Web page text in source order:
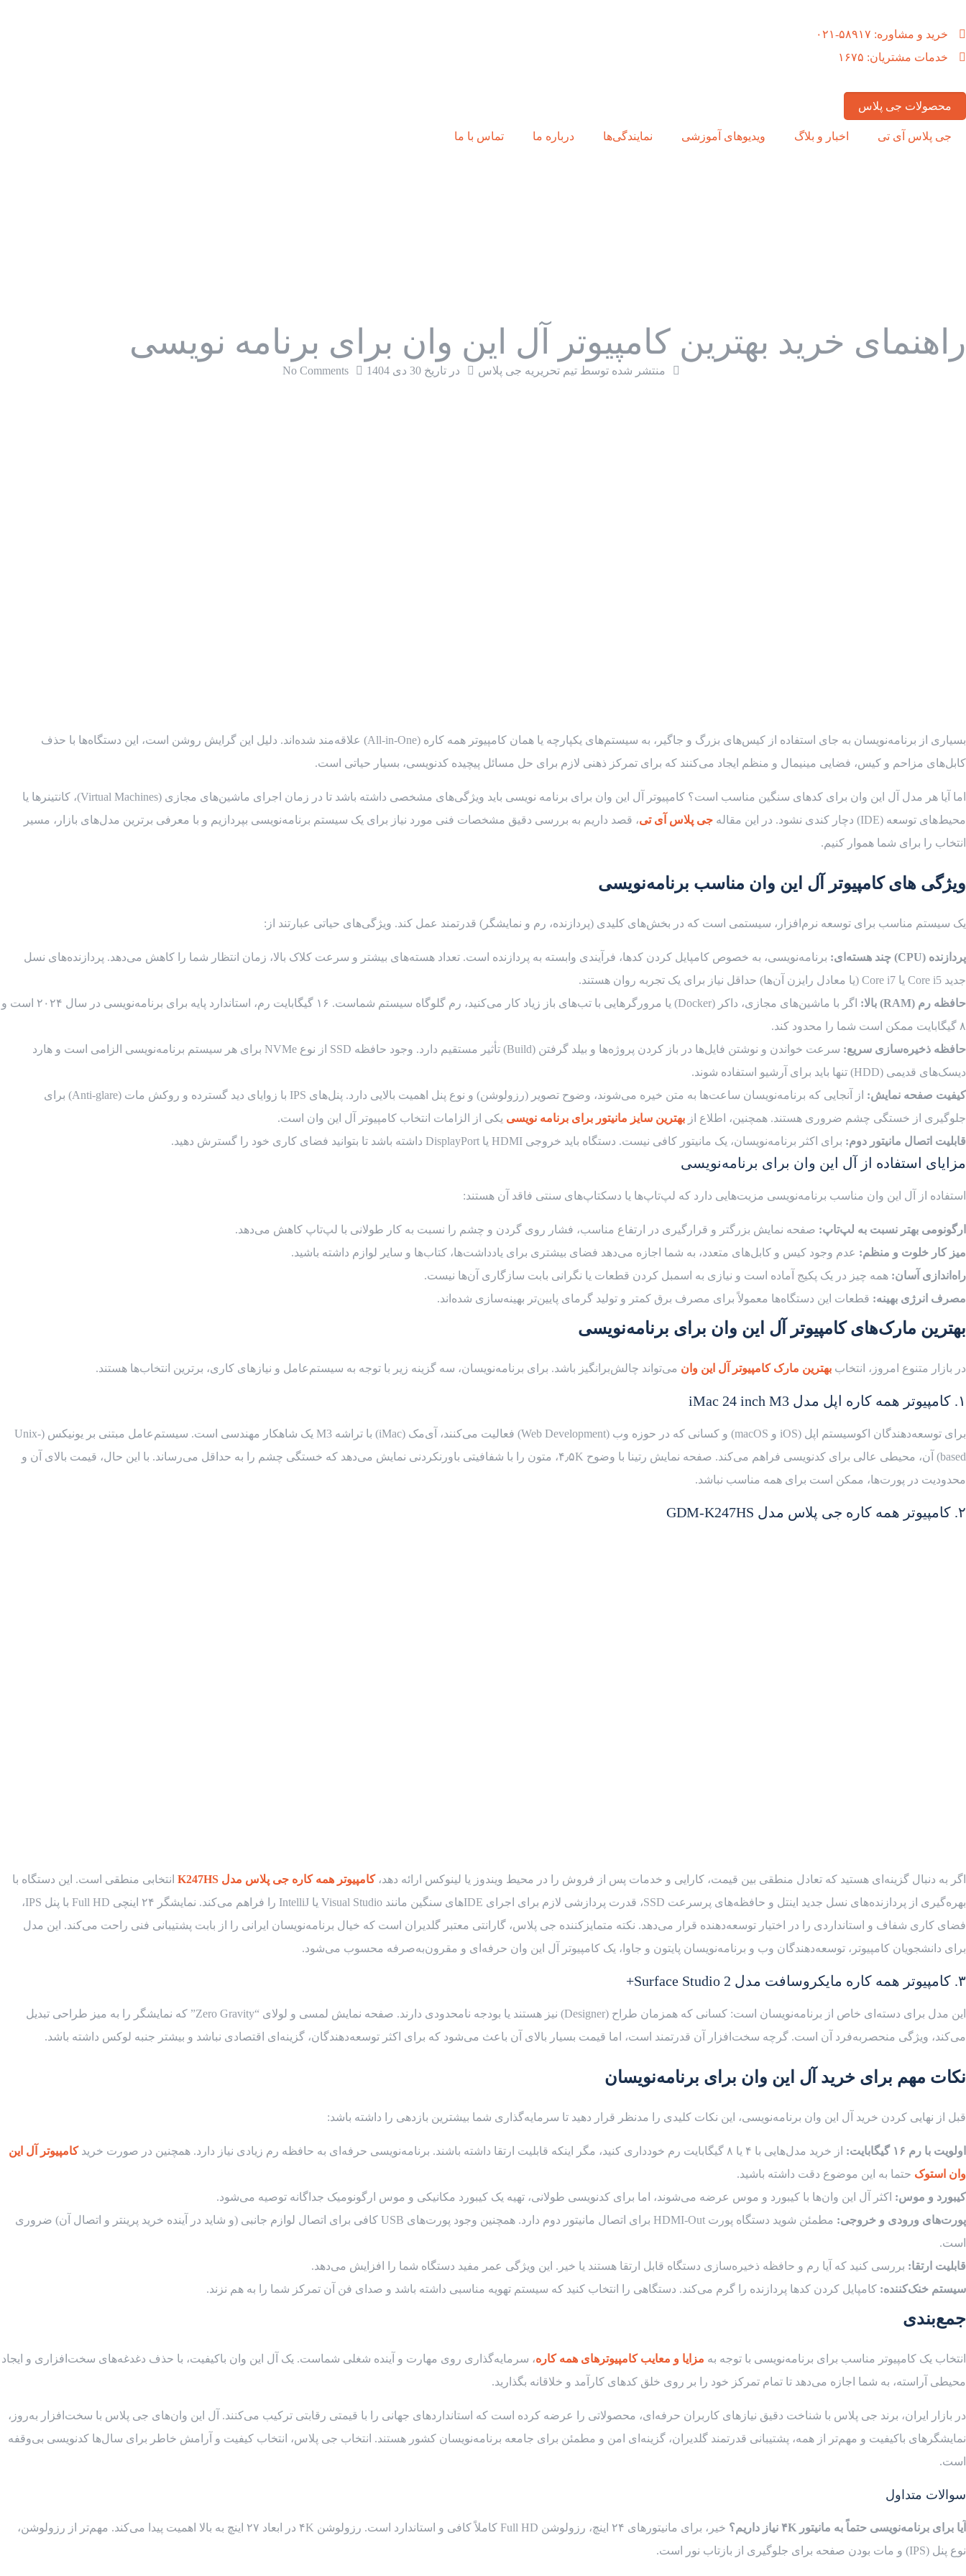
خرید و مشاوره: ۵۸۹۱۷-۰۲۱
خدمات مشتریان: ۱۶۷۵
محصولات جی پلاس
جی پلاس آی تی اخبار و بلاگ ویدیوهای آموزشی نمایندگی‌ها درباره ما تماس با ما
راهنمای خرید بهترین کامپیوتر آل این وان برای برنامه نویسی
منتشر شده توسط تیم تحریریه جی پلاس در تاریخ 30 دی 1404 No Comments
بسیاری از برنامه‌نویسان به جای استفاده از کیس‌های بزرگ و جاگیر، به سیستم‌های یکپارچه یا همان کامپیوتر همه کاره (All-in-One) علاقه‌مند شده‌اند. دلیل این گرایش روشن است، این دستگاه‌ها با حذف
کابل‌های مزاحم و کیس، فضایی مینیمال و منظم ایجاد می‌کنند که برای تمرکز ذهنی لازم برای حل مسائل پیچیده کدنویسی، بسیار حیاتی است.
اما آیا هر مدل آل این وان برای کدهای سنگین مناسب است؟ کامپیوتر آل این وان برای برنامه نویسی باید ویژگی‌های مشخصی داشته باشد تا در زمان اجرای ماشین‌های مجازی (Virtual Machines)، کانتینرها یا
محیط‌های توسعه (IDE) دچار کندی نشود. در این مقاله
جی پلاس آی تی، قصد داریم به بررسی دقیق مشخصات فنی مورد نیاز برای یک سیستم برنامه‌نویسی بپردازیم و با معرفی برترین مدل‌های بازار، مسیر
انتخاب را برای شما هموار کنیم.
ویژگی های کامپیوتر آل این وان مناسب برنامه‌نویسی
یک سیستم مناسب برای توسعه نرم‌افزار، سیستمی است که در بخش‌های کلیدی (پردازنده، رم و نمایشگر) قدرتمند عمل کند. ویژگی‌های حیاتی عبارتند از:
پردازنده (CPU) چند هسته‌ای: برنامه‌نویسی، به خصوص کامپایل کردن کدها، فرآیندی وابسته به پردازنده است. تعداد هسته‌های بیشتر و سرعت کلاک بالا، زمان انتظار شما را کاهش می‌دهد. پردازنده‌های نسل
جدید Core i5 یا Core i7 (یا معادل رایزن آن‌ها) حداقل نیاز برای یک تجربه روان هستند.
حافظه رم (RAM) بالا:
اگر با ماشین‌های مجازی، داکر (Docker) یا مرورگرهایی با تب‌های باز زیاد کار می‌کنید، رم گلوگاه سیستم شماست. ۱۶ گیگابایت رم، استاندارد پایه برای برنامه‌نویسی در سال ۲۰۲۴ است و
۸ گیگابایت ممکن است شما را محدود کند.
حافظه ذخیره‌سازی سریع:
سرعت خواندن و نوشتن فایل‌ها در باز کردن پروژه‌ها و بیلد گرفتن (Build) تأثیر مستقیم دارد. وجود حافظه SSD از نوع NVMe برای هر سیستم برنامه‌نویسی الزامی است و هارد
دیسک‌های قدیمی (HDD) تنها باید برای آرشیو استفاده شوند.
کیفیت صفحه نمایش:
از آنجایی که برنامه‌نویسان ساعت‌ها به متن خیره می‌شوند، وضوح تصویر (رزولوشن) و نوع پنل اهمیت بالایی دارد. پنل‌های IPS با زوایای دید گسترده و روکش مات (Anti-glare) برای
جلوگیری از خستگی چشم ضروری هستند. همچنین، اطلاع از بهترین سایز مانیتور برای برنامه نویسی یکی از الزامات انتخاب کامپیوتر آل این وان است.
قابلیت اتصال مانیتور دوم: برای اکثر برنامه‌نویسان، یک مانیتور کافی نیست. دستگاه باید خروجی HDMI یا DisplayPort داشته باشد تا بتوانید فضای کاری خود را گسترش دهید.
مزایای استفاده از آل این وان برای برنامه‌نویسی
استفاده از آل این وان مناسب برنامه‌نویسی مزیت‌هایی دارد که لپ‌تاپ‌ها یا دسکتاپ‌های سنتی فاقد آن هستند:
ارگونومی بهتر نسبت به لپ‌تاپ: صفحه نمایش بزرگتر و قرارگیری در ارتفاع مناسب، فشار روی گردن و چشم را نسبت به کار طولانی با لپ‌تاپ کاهش می‌دهد.
میز کار خلوت و منظم: عدم وجود کیس و کابل‌های متعدد، به شما اجازه می‌دهد فضای بیشتری برای یادداشت‌ها، کتاب‌ها و سایر لوازم داشته باشید.
راه‌اندازی آسان: همه چیز در یک پکیج آماده است و نیازی به اسمبل کردن قطعات یا نگرانی بابت سازگاری آن‌ها نیست.
مصرف انرژی بهینه: قطعات این دستگاه‌ها معمولاً برای مصرف برق کمتر و تولید گرمای پایین‌تر بهینه‌سازی شده‌اند.
بهترین مارک‌های کامپیوتر آل این وان برای برنامه‌نویسی
در بازار متنوع امروز، انتخاب بهترین مارک کامپیوتر آل این وان می‌تواند چالش‌برانگیز باشد. برای برنامه‌نویسان، سه گزینه زیر با توجه به سیستم‌عامل و نیازهای کاری، برترین انتخاب‌ها هستند.
۱. کامپیوتر همه کاره اپل مدل iMac 24 inch M3
برای توسعه‌دهندگان اکوسیستم اپل (iOS و macOS) و کسانی که در حوزه وب (Web Development) فعالیت می‌کنند، آی‌مک (iMac) با تراشه M3 یک شاهکار مهندسی است. سیستم‌عامل مبتنی بر یونیکس (Unix-
based) آن، محیطی عالی برای کدنویسی فراهم می‌کند. صفحه نمایش رتینا با وضوح ۴٫۵K، متون را با شفافیتی باورنکردنی نمایش می‌دهد که خستگی چشم را به حداقل می‌رساند. با این حال، قیمت بالای آن و
محدودیت در پورت‌ها، ممکن است برای همه مناسب نباشد.
۲. کامپیوتر همه کاره جی پلاس مدل GDM-K247HS
اگر به دنبال گزینه‌ای هستید که تعادل منطقی بین قیمت، کارایی و خدمات پس از فروش را در محیط ویندوز یا لینوکس ارائه دهد،کامپیوتر همه کاره جی پلاس مدل K247HS
انتخابی منطقی است. این دستگاه با
بهره‌گیری از پردازنده‌های نسل جدید اینتل و حافظه‌های پرسرعت SSD، قدرت پردازشی لازم برای اجرای IDEهای سنگین مانند Visual Studio یا IntelliJ را فراهم می‌کند. نمایشگر ۲۴ اینچی Full HD با پنل IPS،
فضای کاری شفاف و استانداردی را در اختیار توسعه‌دهنده قرار می‌دهد. نکته متمایزکننده جی پلاس، گارانتی معتبر گلدیران است که خیال برنامه‌نویسان ایرانی را از بابت پشتیبانی فنی راحت می‌کند. این مدل
برای دانشجویان کامپیوتر، توسعه‌دهندگان وب و برنامه‌نویسان پایتون و جاوا، یک کامپیوتر آل این وان حرفه‌ای و مقرون‌به‌صرفه محسوب می‌شود.
۳. کامپیوتر همه کاره مایکروسافت مدل Surface Studio 2+
این مدل برای دسته‌ای خاص از برنامه‌نویسان است: کسانی که همزمان طراح (Designer) نیز هستند یا بودجه نامحدودی دارند. صفحه نمایش لمسی و لولای “Zero Gravity” که نمایشگر را به میز طراحی تبدیل
می‌کند، ویژگی منحصربه‌فرد آن است. گرچه سخت‌افزار آن قدرتمند است، اما قیمت بسیار بالای آن باعث می‌شود که برای اکثر توسعه‌دهندگان، گزینه‌ای اقتصادی نباشد و بیشتر جنبه لوکس داشته باشد.
نکات مهم برای خرید آل این وان برای برنامه‌نویسان
قبل از نهایی کردن خرید آل این وان برنامه‌نویسی، این نکات کلیدی را مدنظر قرار دهید تا سرمایه‌گذاری شما بیشترین بازدهی را داشته باشد:
اولویت با رم ۱۶ گیگابایت: از خرید مدل‌هایی با ۴ یا ۸ گیگابایت رم خودداری کنید، مگر اینکه قابلیت ارتقا داشته باشند. برنامه‌نویسی حرفه‌ای به حافظه رم زیادی نیاز دارد. همچنین در صورت خرید
کامپیوتر آل این
وان استوک حتما به این موضوع دقت داشته باشید.
کیبورد و موس: اکثر آل این وان‌ها با کیبورد و موس عرضه می‌شوند، اما برای کدنویسی طولانی، تهیه یک کیبورد مکانیکی و موس ارگونومیک جداگانه توصیه می‌شود.
پورت‌های ورودی و خروجی:
مطمئن شوید دستگاه پورت HDMI-Out برای اتصال مانیتور دوم دارد. همچنین وجود پورت‌های USB کافی برای اتصال لوازم جانبی (و شاید در آینده خرید پرینتر و اتصال آن) ضروری
است.
قابلیت ارتقا: بررسی کنید که آیا رم و حافظه ذخیره‌سازی دستگاه قابل ارتقا هستند یا خیر. این ویژگی عمر مفید دستگاه شما را افزایش می‌دهد.
سیستم خنک‌کننده: کامپایل کردن کدها پردازنده را گرم می‌کند. دستگاهی را انتخاب کنید که سیستم تهویه مناسبی داشته باشد و صدای فن آن تمرکز شما را به هم نزند.
جمع‌بندی
انتخاب یک کامپیوتر مناسب برای برنامه‌نویسی با توجه به مزایا و معایب کامپیوترهای همه کاره، سرمایه‌گذاری روی مهارت و آینده شغلی شماست. یک آل این وان باکیفیت، با حذف دغدغه‌های سخت‌افزاری و ایجاد
محیطی آراسته، به شما اجازه می‌دهد تا تمام تمرکز خود را بر روی خلق کدهای کارآمد و خلاقانه بگذارید.
در بازار ایران، برند جی پلاس با شناخت دقیق نیازهای کاربران حرفه‌ای، محصولاتی را عرضه کرده است که استانداردهای جهانی را با قیمتی رقابتی ترکیب می‌کنند. آل این وان‌های جی پلاس با سخت‌افزار به‌روز،
نمایشگرهای باکیفیت و مهم‌تر از همه، پشتیبانی قدرتمند گلدیران، گزینه‌ای امن و مطمئن برای جامعه برنامه‌نویسان کشور هستند. انتخاب جی پلاس، انتخاب کیفیت و آرامش خاطر برای سال‌ها کدنویسی بی‌وقفه
است.
سوالات متداول
آیا برای برنامه‌نویسی حتماً به مانیتور ۴ K نیاز داریم؟
خیر، برای مانیتورهای ۲۴ اینچ، رزولوشن Full HD کاملاً کافی و استاندارد است. رزولوشن ۴K در ابعاد ۲۷ اینچ به بالا اهمیت پیدا می‌کند. مهم‌تر از رزولوشن،
نوع پنل (IPS) و مات بودن صفحه برای جلوگیری از بازتاب نور است.